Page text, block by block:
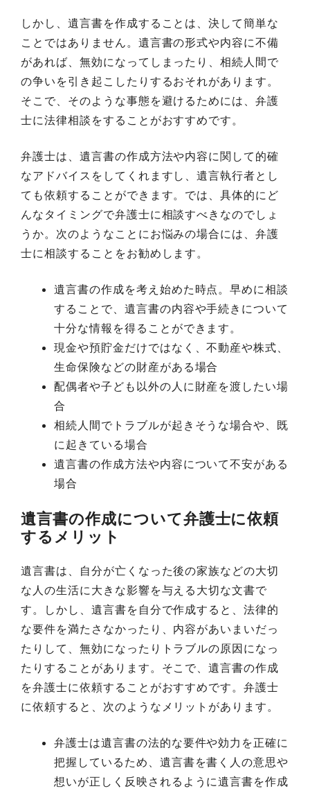
しかし、遺言書を作成することは、決して簡単な
ことではありません。遺言書の形式や内容に不備
があれば、無効になってしまったり、相続人間で
の争いを引き起こしたりするおそれがあります。
そこで、そのような事態を避けるためには、弁護
士に法律相談をすることがおすすめです。
弁護士は、遺言書の作成方法や内容に関して的確
なアドバイスをしてくれますし、遺言執行者とし
ても依頼することができます。では、具体的にど
んなタイミングで弁護士に相談すべきなのでしょ
うか。次のようなことにお悩みの場合には、弁護
士に相談することをお勧めします。
遺言書の作成を考え始めた時点。早めに相談
することで、遺言書の内容や手続きについて
十分な情報を得ることができます。
現金や預貯金だけではなく、不動産や株式、
生命保険などの財産がある場合
配偶者や子ども以外の人に財産を渡したい場
合
相続人間でトラブルが起きそうな場合や、既
に起きている場合
遺言書の作成方法や内容について不安がある
場合
遺言書の作成について弁護士に依頼
するメリット
遺言書は、自分が亡くなった後の家族などの大切
な人の生活に大きな影響を与える大切な文書で
す。しかし、遺言書を自分で作成すると、法律的
な要件を満たさなかったり、内容があいまいだっ
たりして、無効になったりトラブルの原因になっ
たりすることがあります。そこで、遺言書の作成
を弁護士に依頼することがおすすめです。弁護士
に依頼すると、次のようなメリットがあります。
弁護士は遺言書の法的な要件や効力を正確に
把握しているため、遺言書を書く人の意思や
想いが正しく反映されるように遺言書を作成